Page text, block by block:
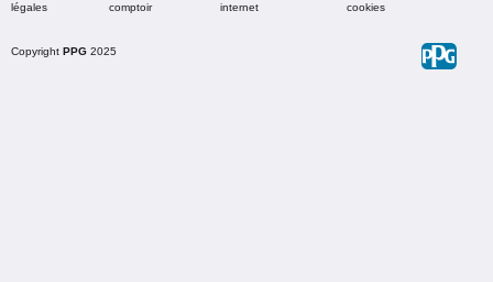
légales
comptoir
internet
cookies
Copyright PPG 2025